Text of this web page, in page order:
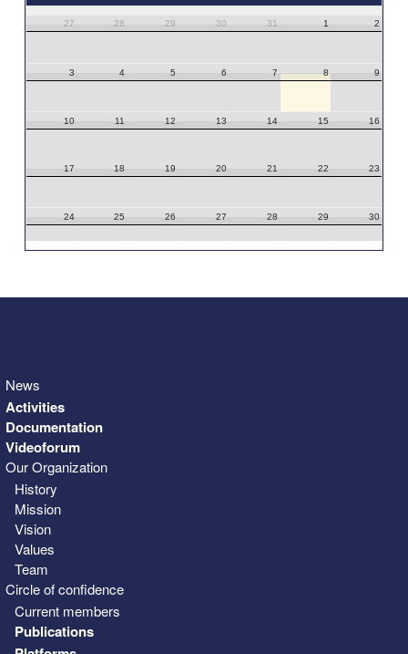
27 28 29 30 31 1 2
3 4 5 6 7 8 9
10 11 12 13 14 15 16
17 18 19 20 21 22 23
24 25 26 27 28 29 30
News
Activities
Documentation
Videoforum
Our Organization
History
Mission
Vision
Values
Team
Circle of confidence
Current members
Publications